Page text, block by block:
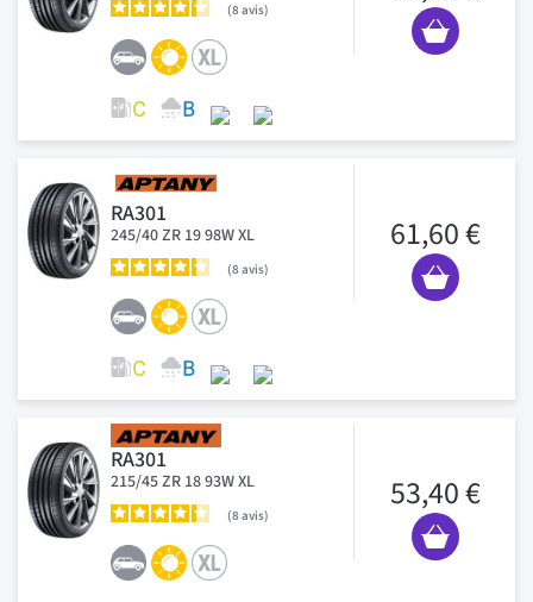
8 avis
RA301
245/40 ZR 19 98W XL
8 avis
61,60 €
RA301
215/45 ZR 18 93W XL
8 avis
53,40 €